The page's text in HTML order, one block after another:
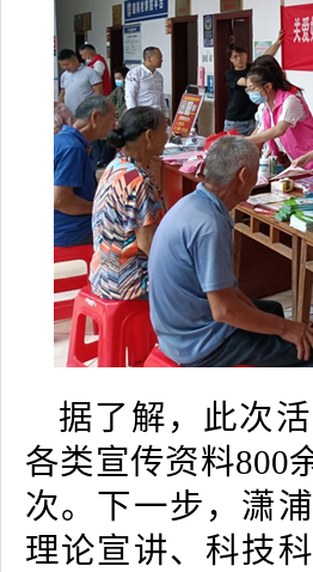
据了解，此次
各类宣传资料800
次。下一步，潇
理论宣讲、科技